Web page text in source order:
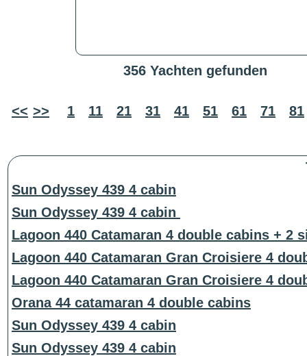
356 Yachten gefunden
<< >> 1 11 21 31 41 51 61 71 81
Sun Odyssey 439 4 cabin
Sun Odyssey 439 4 cabin
Lagoon 440 Catamaran 4 double cabins + 2
Lagoon 440 Catamaran Gran Croisiere 4
Lagoon 440 Catamaran Gran Croisiere 4
Orana 44 catamaran 4 double cabins
Sun Odyssey 439 4 cabin
Sun Odyssey 439 4 cabin